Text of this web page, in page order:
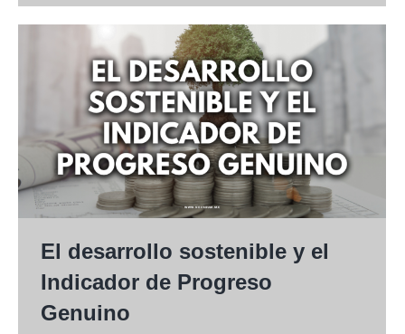
El desarrollo sostenible y el
Indicador de Progreso
Genuino